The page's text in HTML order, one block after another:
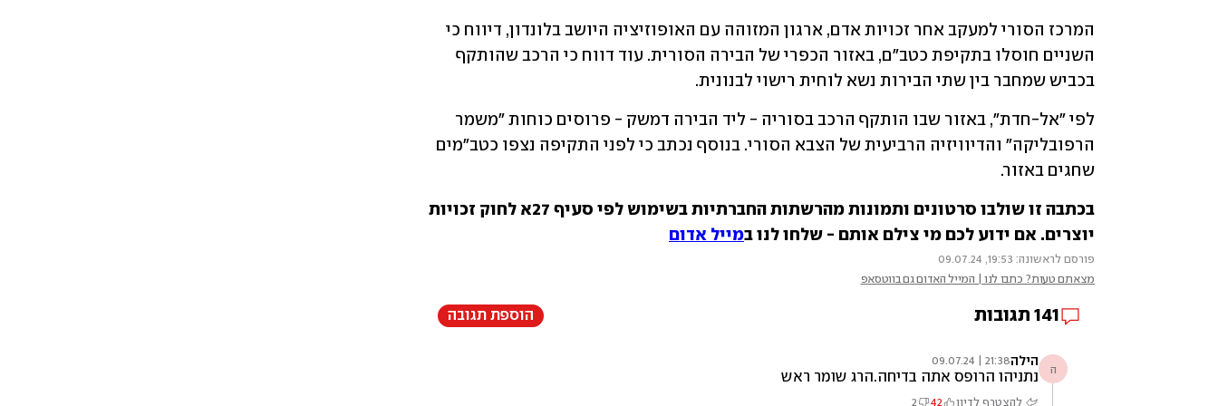
בכביש שמחבר בין שתי הבירות נשא לוחית רישוי לבנונית.
שחגים באזור.
יוצרים. אם ידוע לכם מי צילם אותם - שלחו לנו במייל אדום
פורסם לראשונה: 19:53, 09.07.24
מצאתם טעות? כתבו לנו | המייל האדום גם בווטסאפ
141 תגובות הוספת תגובה
ה הילה21:38 | 09.07.24
נתניהו הרופס אתה בדיחה.הרג שומר ראש
להצטרף לדיון 42
2